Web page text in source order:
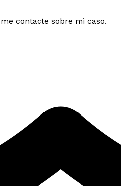
contacte sobre mi caso.